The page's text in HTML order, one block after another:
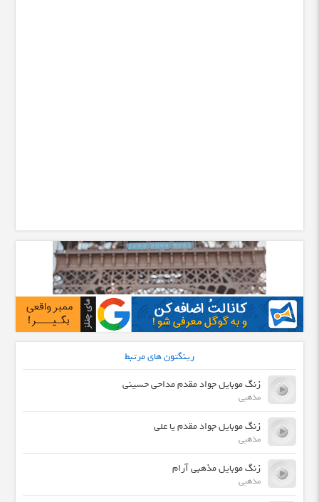
رینگتون های مرتبط
زنگ موبایل جواد مقدم مداحی حسینی
مذهبی
زنگ موبایل جواد مقدم یا علی
مذهبی
زنگ موبایل مذهبی آرام
مذهبی